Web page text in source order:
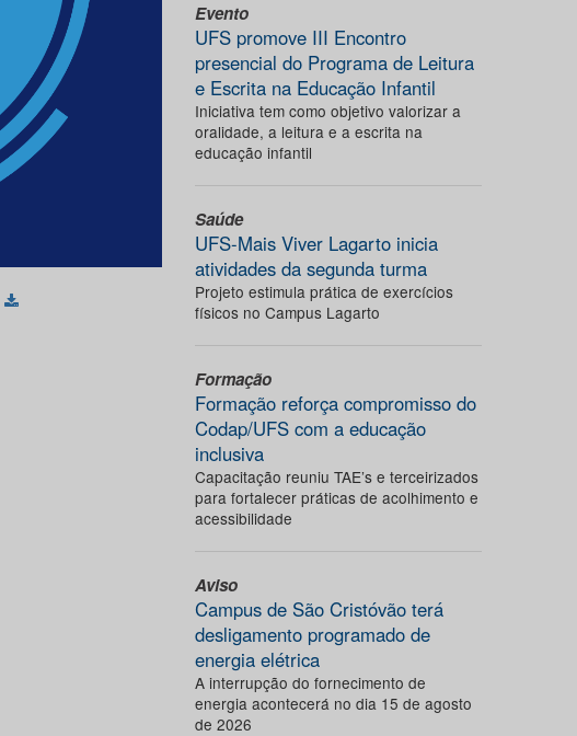
Evento
UFS promove III Encontro
presencial do Programa de Leitura
e Escrita na Educação Infantil
Iniciativa tem como objetivo valorizar a
oralidade, a leitura e a escrita na
educação infantil
Saúde
UFS-Mais Viver Lagarto inicia
atividades da segunda turma
Projeto estimula prática de exercícios
físicos no Campus Lagarto
Formação
Formação reforça compromisso do
Codap/UFS com a educação
inclusiva
Capacitação reuniu TAE’s e terceirizados
para fortalecer práticas de acolhimento e
acessibilidade
Aviso
Campus de São Cristóvão terá
desligamento programado de
energia elétrica
A interrupção do fornecimento de
energia acontecerá no dia 15 de agosto
de 2026